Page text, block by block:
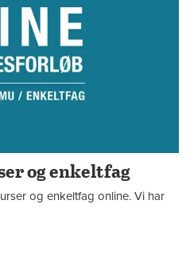
og enkeltfag
og enkeltfag online. Vi har